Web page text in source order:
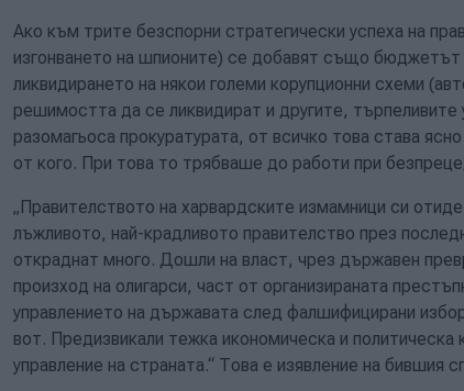
Ако към трите безспорни стратегически успеха на
изгонването на шпионите) се добавят също бюджетът
ликвидирането на някои големи корупционни схеми
решимостта да се ликвидират и другите,
разомагьоса прокуратурата, от всичко това става
от кого. При това то трябваше до работи при
„Правителството на харвардските измамници си
лъжливото, най-крадливото правителство през
откраднат много. Дошли на власт, чрез държавен
произход на олигарси, част от организираната
управлението на държавата след фалшифицирани
вот. Предизвикали тежка икономическа и политическа
управление на страната.“ Това е изявление на бившия